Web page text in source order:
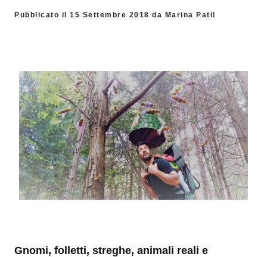
Pubblicato il 15 Settembre 2018 da Marina Patil
Gnomi, folletti, streghe, animali reali e